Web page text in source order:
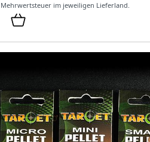
Mehrwertsteuer im jeweiligen Lieferland.